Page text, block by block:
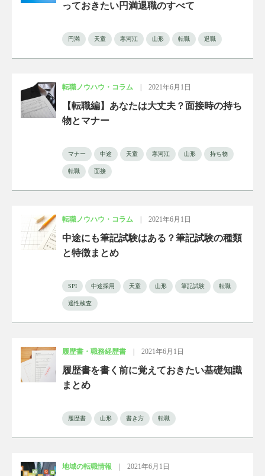
っておきたい円満退職のすべて
円満 天童 寒河江 山形 転職 退職
転職ノウハウ・コラム 2021年6月1日
【転職編】あなたは大丈夫？面接時の持ち
物とマナー
マナー 中途 天童 寒河江 山形 持ち物
転職 面接
転職ノウハウ・コラム 2021年6月1日
中途にも筆記試験はある？筆記試験の種類
と特徴まとめ
SPI 中途採用 天童 山形 筆記試験 転職
適性検査
履歴書・職務経歴書 2021年6月1日
履歴書を書く前に覚えておきたい基礎知識
まとめ
履歴書 山形 書き方 転職
地域の転職情報 2021年6月1日